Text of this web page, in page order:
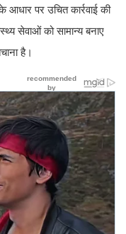
आधार पर उचित कार्रवाई की
सेवाओं को सामान्य बनाए
है।